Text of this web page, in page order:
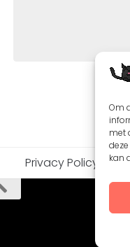
Om
met
kan
Privacy Policy